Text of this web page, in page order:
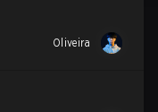
Oliveira